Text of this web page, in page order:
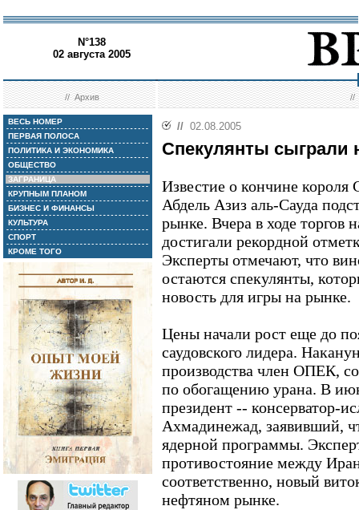
N°138
02 августа 2005
//Архив //
ВЕСЬ НОМЕР
ПЕРВАЯ ПОЛОСА
ПОЛИТИКА И ЭКОНОМИКА
ОБЩЕСТВО
ЗАГРАНИЦА
КРУПНЫМ ПЛАНОМ
БИЗНЕС И ФИНАНСЫ
КУЛЬТУРА
СПОРТ
КРОМЕ ТОГО
// 02.08.2005
Спекулянты сыграли
Известие о кончине
Абдель Азиз аль-Сауда
рынке. Вчера в ходе
достигали рекордной
Эксперты отмечают, что
остаются спекулянты,
новость для игры на рынке.
Цены начали рост еще до
саудовского лидера.
производства член ОПЕК,
по обогащению урана. В
президент -- консерватор-
Ахмадинежад, заявивший,
ядерной программы.
противостояние между
соответственно, новый
нефтяном рынке.